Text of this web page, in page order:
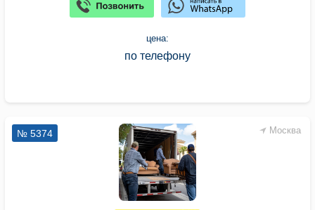
цена:
по телефону
Москва
№ 5374